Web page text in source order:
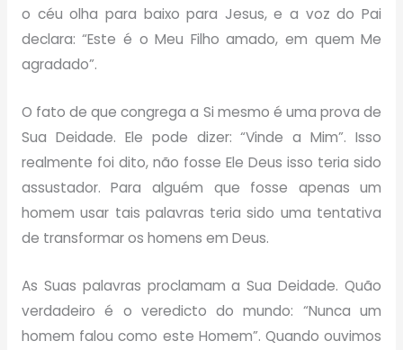
o céu olha para baixo para Jesus, e a voz do Pai
declara: “Este é o Meu Filho amado, em quem Me
agradado”.
O fato de que congrega a Si mesmo é uma prova de
Sua Deidade. Ele pode dizer: “Vinde a Mim”. Isso
realmente foi dito, não fosse Ele Deus isso teria sido
assustador. Para alguém que fosse apenas um
homem usar tais palavras teria sido uma tentativa
de transformar os homens em Deus.
As Suas palavras proclamam a Sua Deidade. Quão
verdadeiro é o veredicto do mundo: “Nunca um
homem falou como este Homem”. Quando ouvimos